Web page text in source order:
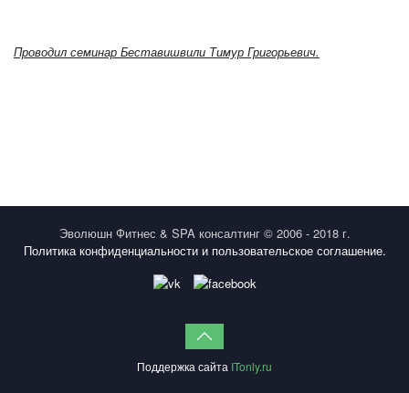
Проводил семинар Беставишвили Тимур Григорьевич.
Эволюшн Фитнес & SPA консалтинг © 2006 - 2018 г.
Политика конфиденциальности и пользовательское соглашение.
Поддержка сайта ITonly.ru